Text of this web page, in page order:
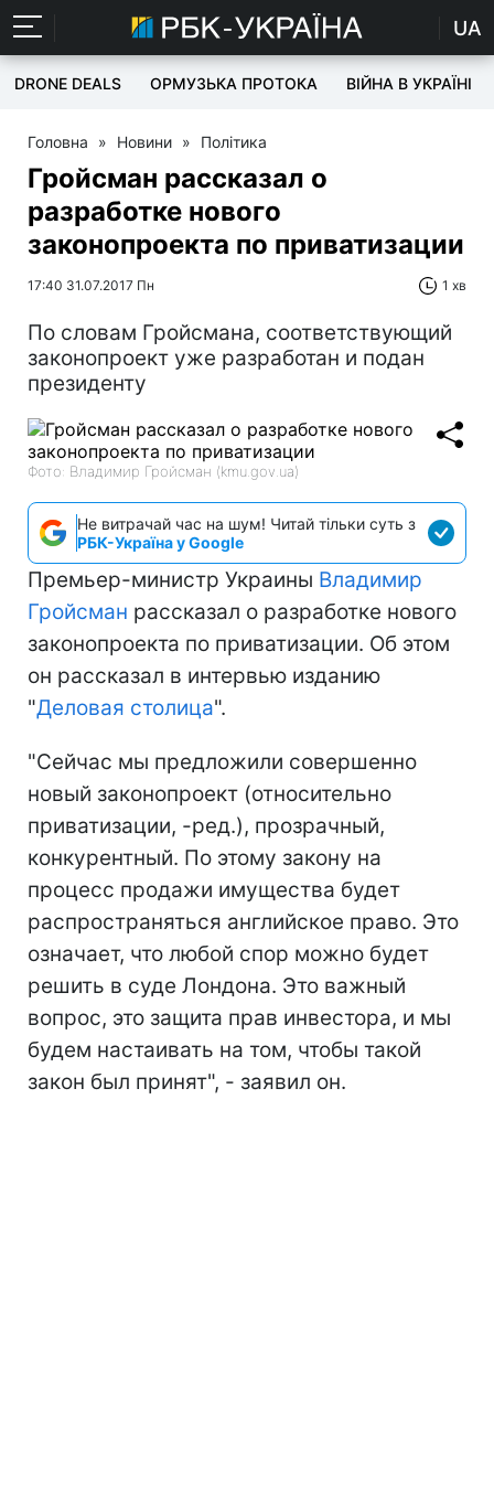
UA
DRONE DEALS ОРМУЗЬКА ПРОТОКА ВІЙНА В УКРАЇНІ
Головна » Новини » Політика
Гройсман рассказал о
разработке нового
законопроекта по приватизации
17:40 31.07.2017 Пн 1 хв
По словам Гройсмана, соответствующий
законопроект уже разработан и подан
президенту
Фото: Владимир Гройсман (kmu.gov.ua)
Не витрачай час на шум! Читай тільки суть з
РБК-Україна у Google
Премьер-министр Украины Владимир
Гройсман рассказал о разработке нового
законопроекта по приватизации. Об этом
он рассказал в интервью изданию
"Деловая столица".
"Сейчас мы предложили совершенно
новый законопроект (относительно
приватизации, -ред.), прозрачный,
конкурентный. По этому закону на
процесс продажи имущества будет
распространяться английское право. Это
означает, что любой спор можно будет
решить в суде Лондона. Это важный
вопрос, это защита прав инвестора, и мы
будем настаивать на том, чтобы такой
закон был принят", - заявил он.